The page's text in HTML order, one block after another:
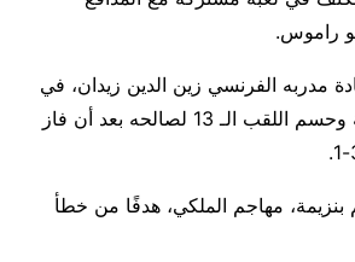
راموس.
مدربه الفرنسي زين الدين زيدان، في
الفوز بالمباراة النهائية وحسم اللقب الـ 13 لصالحه بعد أن فاز
مهاجم الملكي، هدفًا من خطأ